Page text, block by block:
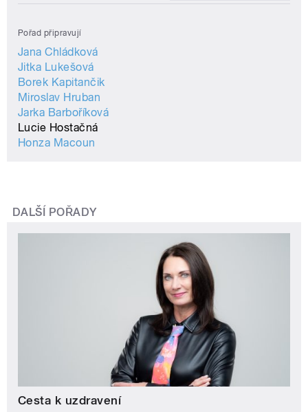
Pořad připravují
Jana Chládková
Jitka Lukešová
Borek Kapitančik
Miroslav Hruban
Jarka Barboříková
Lucie Hostačná
Honza Macoun
DALŠÍ POŘADY
Cesta k uzdravení